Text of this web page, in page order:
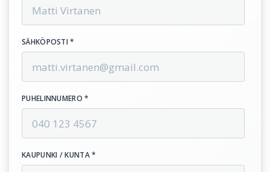
SÄHKÖPOSTI *
PUHELINNUMERO *
KAUPUNKI / KUNTA *